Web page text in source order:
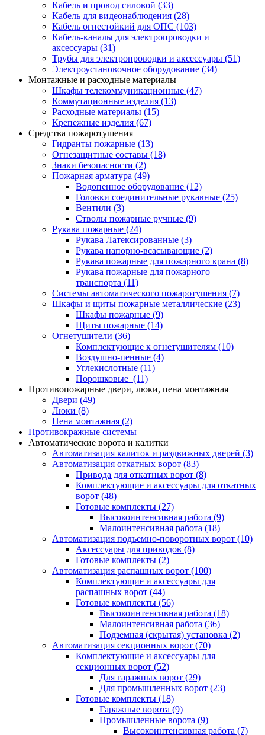
Кабель и провод силовой (33)
Кабель для видеонаблюдения (28)
Кабель огнестойкий для ОПС (103)
Кабель-каналы для электропроводки и
аксессуары (31)
Трубы для электропроводки и аксессуары (51)
Электроустановочное оборудование (34)
Монтажные и расходные материалы
Шкафы телекоммуникационные (47)
Коммутационные изделия (13)
Расходные материалы (15)
Крепежные изделия (67)
Средства пожаротушения
Гидранты пожарные (13)
Огнезащитные составы (18)
Знаки безопасности (2)
Пожарная арматура (49)
Водопенное оборудование (12)
Головки соединительные рукавные (25)
Вентили (3)
Стволы пожарные ручные (9)
Рукава пожарные (24)
Рукава Латексированные (3)
Рукава напорно-всасывающие (2)
Рукава пожарные для пожарного крана (8)
Рукава пожарные для пожарного
транспорта (11)
Системы автоматического пожаротушения (7)
Шкафы и щиты пожарные металлические (23)
Шкафы пожарные (9)
Щиты пожарные (14)
Огнетушители (36)
Комплектующие к огнетушителям (10)
Воздушно-пенные (4)
Углекислотные (11)
Порошковые (11)
Противопожарные двери, люки, пена монтажная
Двери (49)
Люки (8)
Пена монтажная (2)
Противокражные системы
Автоматические ворота и калитки
Автоматизация калиток и раздвижных дверей (3)
Автоматизация откатных ворот (83)
Привода для откатных ворот (8)
Комплектующие и аксессуары для откатных
ворот (48)
Готовые комплекты (27)
Высокоинтенсивная работа (9)
Малоинтенсивная работа (18)
Автоматизация подъемно-поворотных ворот (10)
Аксессуары для приводов (8)
Готовые комплекты (2)
Автоматизация распашных ворот (100)
Комплектующие и аксессуары для
распашных ворот (44)
Готовые комплекты (56)
Высокоинтенсивная работа (18)
Малоинтенсивная работа (36)
Подземная (скрытая) установка (2)
Автоматизация секционных ворот (70)
Комплектующие и аксессуары для
секционных ворот (52)
Для гаражных ворот (29)
Для промышленных ворот (23)
Готовые комплекты (18)
Гаражные ворота (9)
Промышленные ворота (9)
Высокоинтенсивная работа (7)